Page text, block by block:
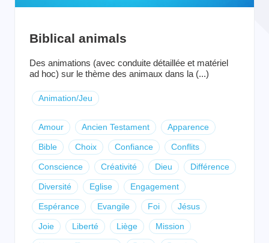
Biblical animals
Des animations (avec conduite détaillée et matériel
ad hoc) sur le thème des animaux dans la (...)
Animation/Jeu
Amour Ancien Testament Apparence
Bible Choix Confiance Conflits
Conscience Créativité Dieu Différence
Diversité Eglise Engagement
Espérance Evangile Foi Jésus
Joie Liberté Liège Mission